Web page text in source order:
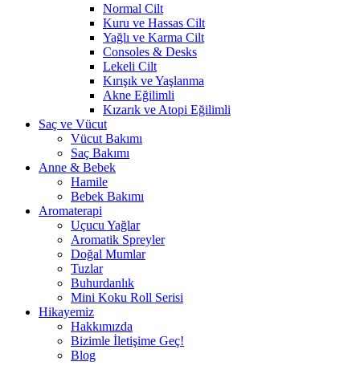
Normal Cilt
Kuru ve Hassas Cilt
Yağlı ve Karma Cilt
Consoles & Desks
Lekeli Cilt
Kırışık ve Yaşlanma
Akne Eğilimli
Kızarık ve Atopi Eğilimli
Saç ve Vücut
Vücut Bakımı
Saç Bakımı
Anne & Bebek
Hamile
Bebek Bakımı
Aromaterapi
Uçucu Yağlar
Aromatik Spreyler
Doğal Mumlar
Tuzlar
Buhurdanlık
Mini Koku Roll Serisi
Hikayemiz
Hakkımızda
Bizimle İletişime Geç!
Blog